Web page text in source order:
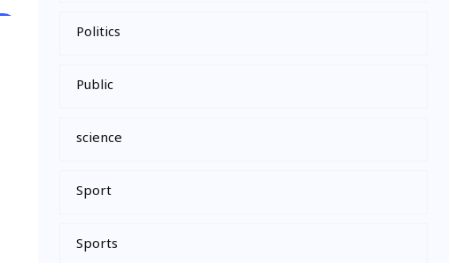
Politics
Public
science
Sport
Sports